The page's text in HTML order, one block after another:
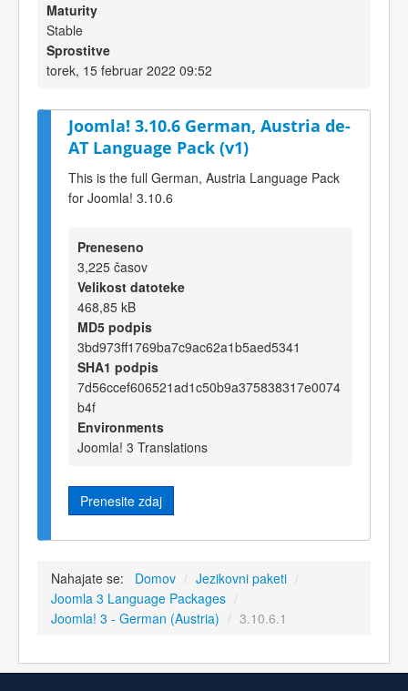
Maturity
Stable
Sprostitve
torek, 15 februar 2022 09:52
Joomla! 3.10.6 German, Austria de-
AT Language Pack (v1)
This is the full German, Austria Language Pack
for Joomla! 3.10.6
Preneseno
3,225 časov
Velikost datoteke
468,85 kB
MD5 podpis
3bd973ff1769ba7c9ac62a1b5aed5341
SHA1 podpis
7d56ccef606521ad1c50b9a375838317e0074
b4f
Environments
Joomla! 3 Translations
Prenesite zdaj
Nahajate se: Domov / Jezikovni paketi /
Joomla 3 Language Packages /
Joomla! 3 - German (Austria) / 3.10.6.1